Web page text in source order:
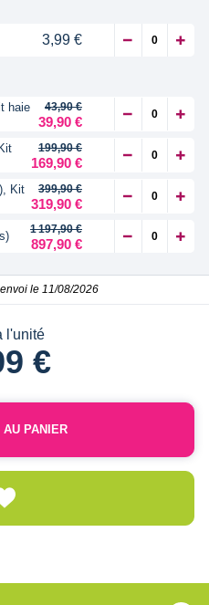
3,99 €
haie
43,90 €
39,90 €
199,90 €
169,90 €
Kit
399,90 €
319,90 €
1 197,90 €
897,90 €
le 11/08/2026
l'unité
€
PANIER